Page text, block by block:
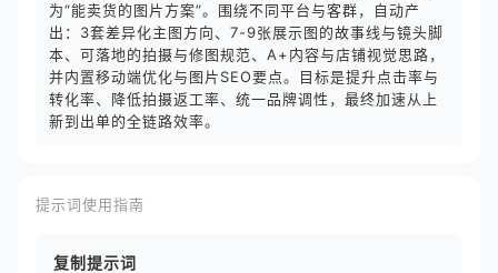
为“能卖货的图片方案”。围绕不同平台与客群，自动产
出：3套差异化主图方向、7-9张展示图的故事线与镜头脚
本、可落地的拍摄与修图规范、A+内容与店铺视觉思路，
并内置移动端优化与图片SEO要点。目标是提升点击率与
转化率、降低拍摄返工率、统一品牌调性，最终加速从上
新到出单的全链路效率。
提示词使用指南
复制提示词